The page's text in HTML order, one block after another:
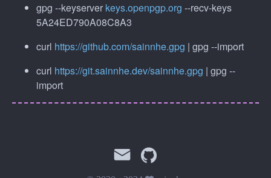
gpg --keyserver keys.openpgp.org --recv-keys
5A24ED790A08C8A3
curl https://github.com/sainnhe.gpg | gpg --import
curl https://git.sainnhe.dev/sainnhe.gpg | gpg --
import